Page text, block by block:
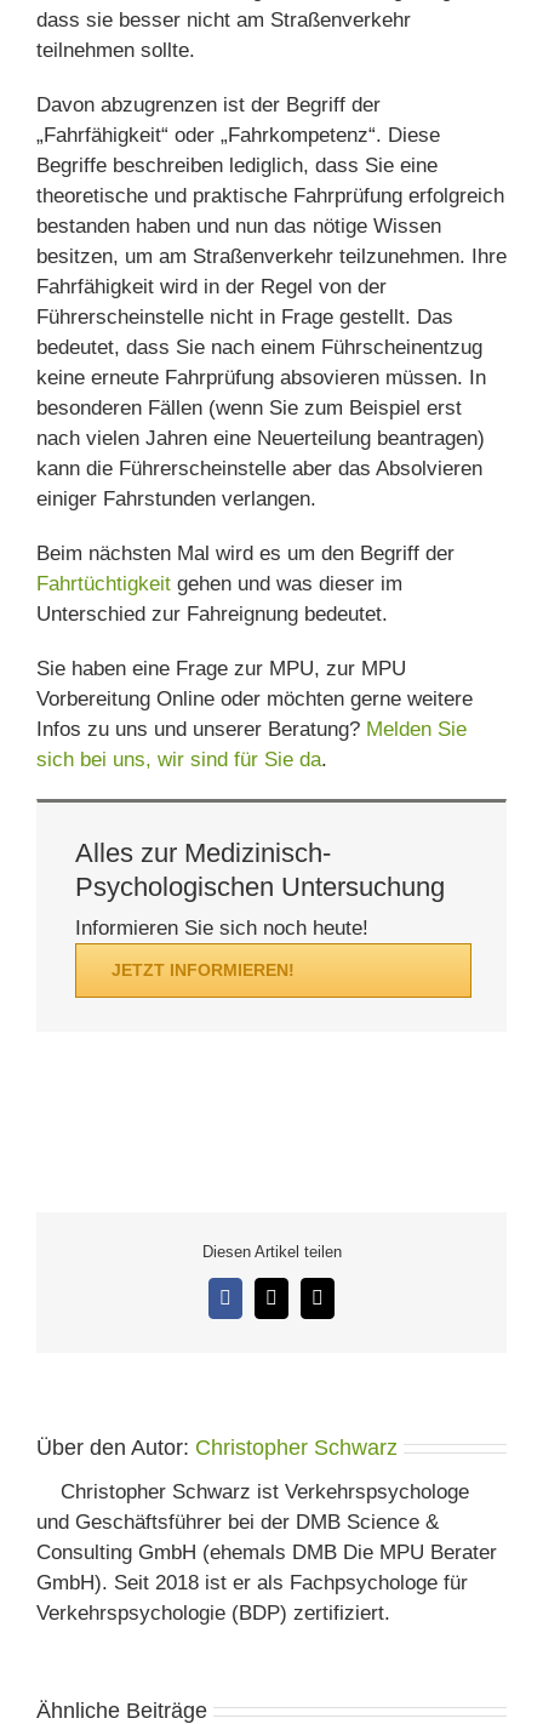
dass sie besser nicht am Straßenverkehr
teilnehmen sollte.
Davon abzugrenzen ist der Begriff der
„Fahrfähigkeit“ oder „Fahrkompetenz“. Diese
Begriffe beschreiben lediglich, dass Sie eine
theoretische und praktische Fahrprüfung erfolgreich
bestanden haben und nun das nötige Wissen
besitzen, um am Straßenverkehr teilzunehmen. Ihre
Fahrfähigkeit wird in der Regel von der
Führerscheinstelle nicht in Frage gestellt. Das
bedeutet, dass Sie nach einem Führscheinentzug
keine erneute Fahrprüfung absovieren müssen. In
besonderen Fällen (wenn Sie zum Beispiel erst
nach vielen Jahren eine Neuerteilung beantragen)
kann die Führerscheinstelle aber das Absolvieren
einiger Fahrstunden verlangen.
Beim nächsten Mal wird es um den Begriff der
Fahrtüchtigkeit gehen und was dieser im
Unterschied zur Fahreignung bedeutet.
Sie haben eine Frage zur MPU, zur MPU
Vorbereitung Online oder möchten gerne weitere
Infos zu uns und unserer Beratung? Melden Sie
sich bei uns, wir sind für Sie da.
Alles zur Medizinisch-
Psychologischen Untersuchung
Informieren Sie sich noch heute!
JETZT INFORMIEREN!
Diesen Artikel teilen
Facebook
X
E-
Mail
Über den Autor: Christopher Schwarz
Christopher Schwarz ist Verkehrspsychologe
und Geschäftsführer bei der DMB Science &
Consulting GmbH (ehemals DMB Die MPU Berater
GmbH). Seit 2018 ist er als Fachpsychologe für
Verkehrspsychologie (BDP) zertifiziert.
Ähnliche Beiträge